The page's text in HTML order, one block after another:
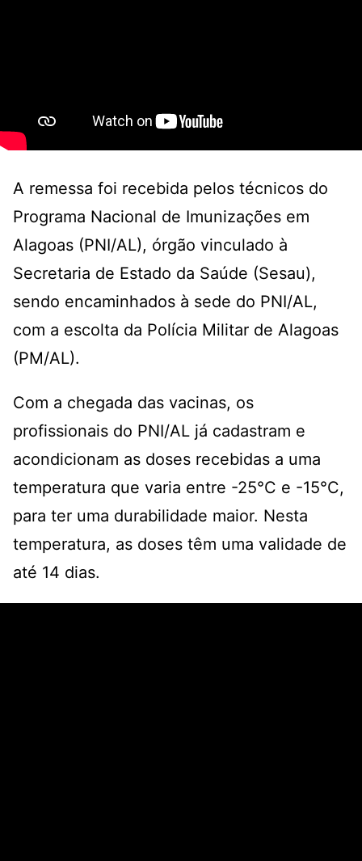
A remessa foi recebida pelos técnicos do
Programa Nacional de Imunizações em
Alagoas (PNI/AL), órgão vinculado à
Secretaria de Estado da Saúde (Sesau),
sendo encaminhados à sede do PNI/AL,
com a escolta da Polícia Militar de Alagoas
(PM/AL).
Com a chegada das vacinas, os
profissionais do PNI/AL já cadastram e
acondicionam as doses recebidas a uma
temperatura que varia entre -25°C e -15°C,
para ter uma durabilidade maior. Nesta
temperatura, as doses têm uma validade de
até 14 dias.